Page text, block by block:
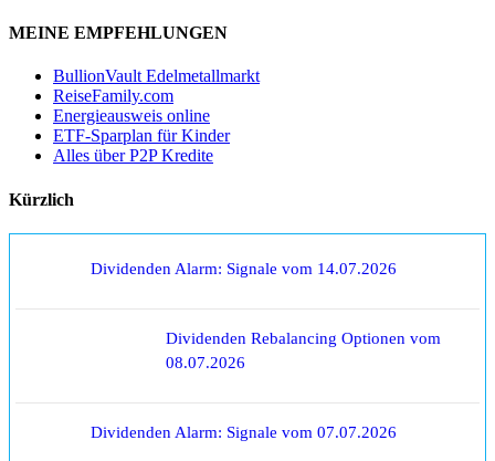
MEINE EMPFEHLUNGEN
BullionVault Edelmetallmarkt
ReiseFamily.com
Energieausweis online
ETF-Sparplan für Kinder
Alles über P2P Kredite
Kürzlich
Dividenden Alarm: Signale vom 14.07.2026
Dividenden Rebalancing Optionen vom
08.07.2026
Dividenden Alarm: Signale vom 07.07.2026